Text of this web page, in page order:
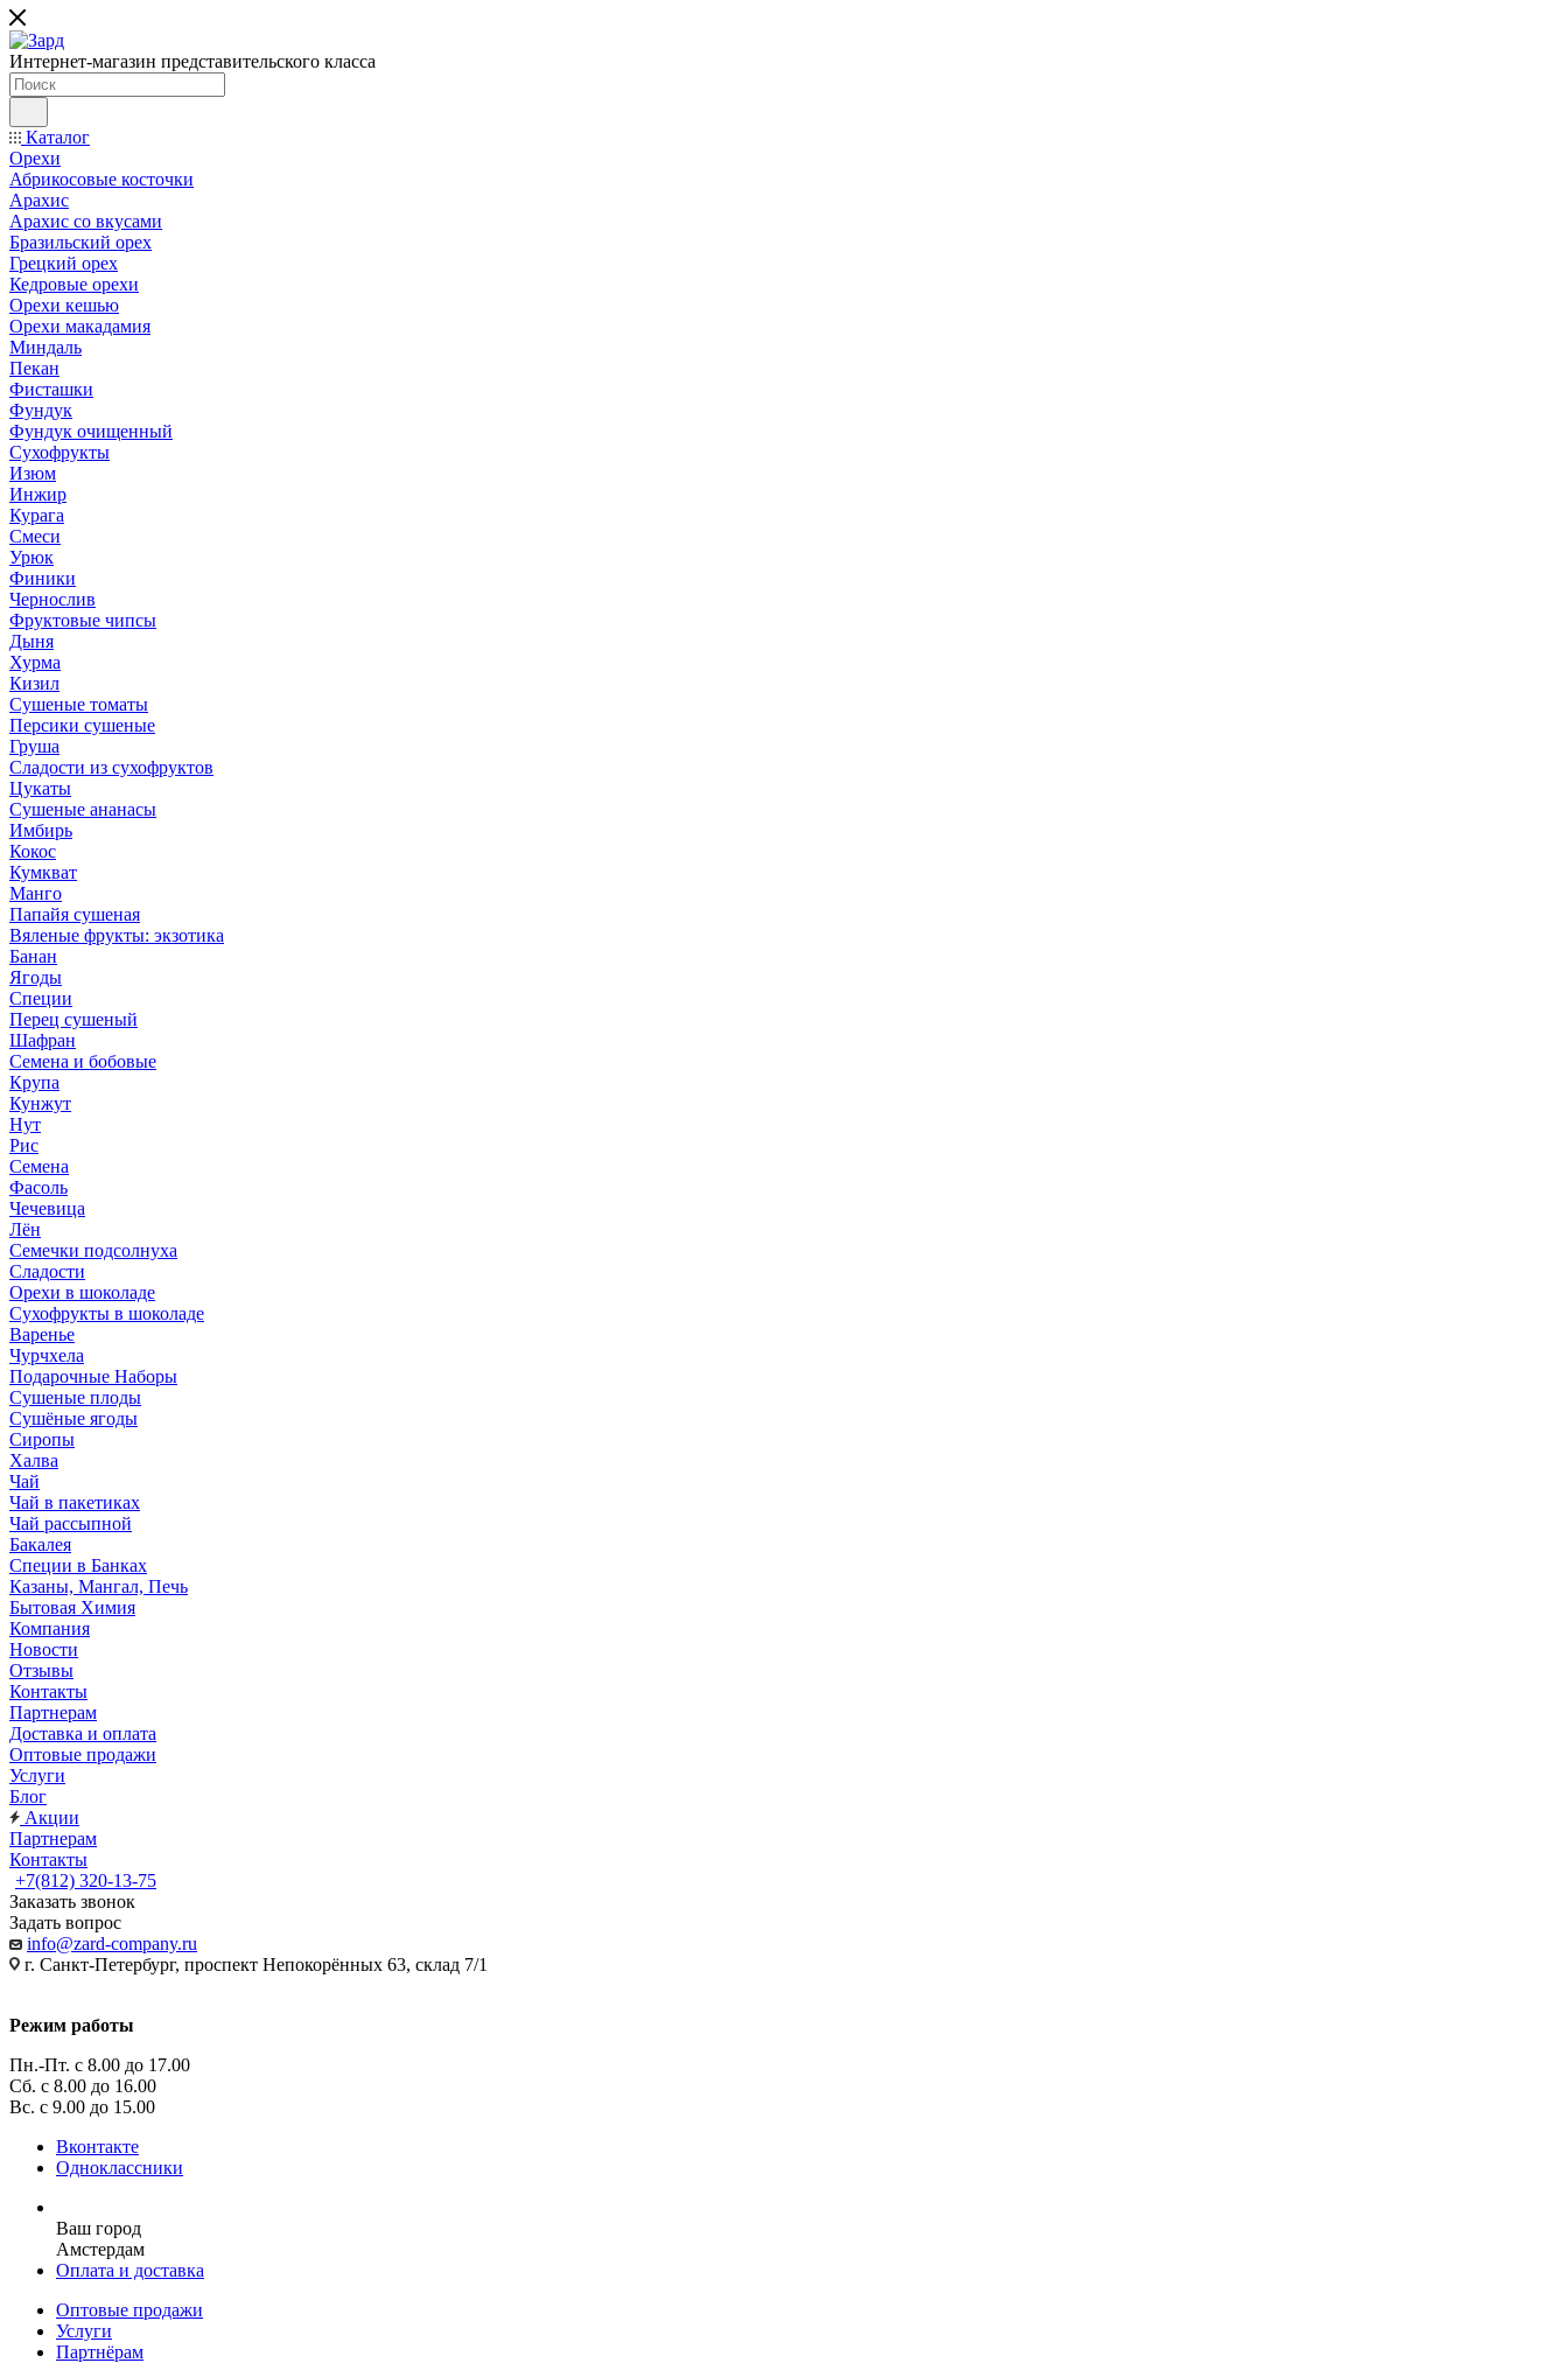
Интернет-магазин представительского класса
Каталог
Орехи
Абрикосовые косточки
Арахис
Арахис со вкусами
Бразильский орех
Грецкий орех
Кедровые орехи
Орехи кешью
Орехи макадамия
Миндаль
Пекан
Фисташки
Фундук
Фундук очищенный
Сухофрукты
Изюм
Инжир
Курага
Смеси
Урюк
Финики
Чернослив
Фруктовые чипсы
Дыня
Хурма
Кизил
Сушеные томаты
Персики сушеные
Груша
Сладости из сухофруктов
Цукаты
Cушеные ананасы
Имбирь
Кокос
Кумкват
Манго
Папайя сушеная
Вяленые фрукты: экзотика
Банан
Ягоды
Специи
Перец сушеный
Шафран
Семена и бобовые
Крупа
Кунжут
Нут
Рис
Семена
Фасоль
Чечевица
Лён
Семечки подсолнуха
Сладости
Орехи в шоколаде
Сухофрукты в шоколаде
Варенье
Чурчхела
Подарочные Наборы
Cушеные плоды
Сушёные ягоды
Сиропы
Халва
Чай
Чай в пакетиках
Чай рассыпной
Бакалея
Специи в Банках
Казаны, Мангал, Печь
Бытовая Химия
Компания
Новости
Отзывы
Контакты
Партнерам
Доставка и оплата
Оптовые продажи
Услуги
Блог
Акции
Партнерам
Контакты
+7(812) 320-13-75
Заказать звонок
Задать вопрос
info@zard-company.ru
г. Санкт-Петербург, проспект Непокорённых 63, склад 7/1
Режим работы
Пн.-Пт. с 8.00 до 17.00
Сб. с 8.00 до 16.00
Вс. с 9.00 до 15.00
Вконтакте
Одноклассники
Ваш город
Амстердам
Оплата и доставка
Оптовые продажи
Услуги
Партнёрам